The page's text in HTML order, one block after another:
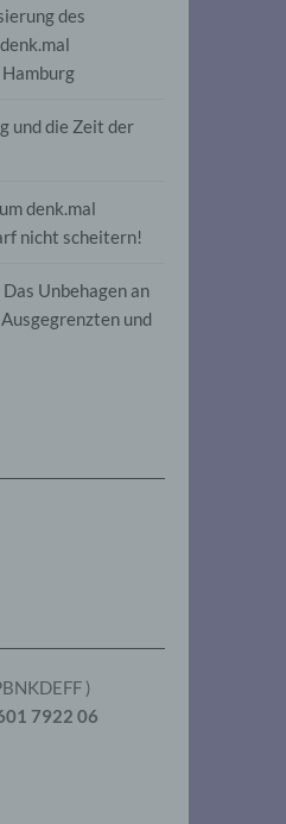
des
und die Zeit der
denk.mal
nicht scheitern!
Das Unbehagen an
und
)
7922 06